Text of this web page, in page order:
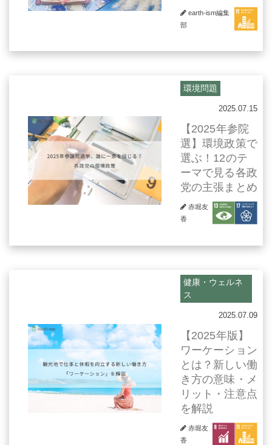
earth-ism編集
部
環境問題
2025.07.15
【2025年参院
選】環境政策で
選ぶ！12のテ
ーマで見る各政
党の主張まとめ
赤堀友
香
健康・ウェルネ
ス
2025.07.09
【2025年版】
ワーケーション
とは？新しい働
き方の意味・メ
リット・注意点
を解説
赤堀友
香